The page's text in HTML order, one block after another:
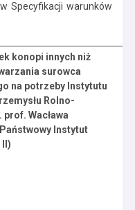
Specyfikacji warunków
konopi innych niż
surowca
na potrzeby Instytutu
Rolno-
Wacława
Instytut